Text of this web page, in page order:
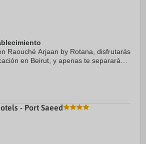
Raouché Arjaan by Rotana, disfrutarás
en Beirut, y apenas te separarán
este ...
- Port Saeed